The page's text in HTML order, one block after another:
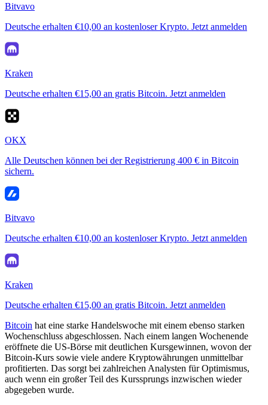
Bitvavo
Deutsche erhalten €10,00 an kostenloser Krypto. Jetzt anmelden
Kraken
Deutsche erhalten €15,00 an gratis Bitcoin. Jetzt anmelden
OKX
Alle Deutschen können bei der Registrierung 400 € in Bitcoin
sichern.
Bitvavo
Deutsche erhalten €10,00 an kostenloser Krypto. Jetzt anmelden
Kraken
Deutsche erhalten €15,00 an gratis Bitcoin. Jetzt anmelden
Bitcoin hat eine starke Handelswoche mit einem ebenso starken
Wochenschluss abgeschlossen. Nach einem langen Wochenende
eröffnete die US-Börse mit deutlichen Kursgewinnen, wovon der
Bitcoin-Kurs sowie viele andere Kryptowährungen unmittelbar
profitierten. Das sorgt bei zahlreichen Analysten für Optimismus,
auch wenn ein großer Teil des Kurssprungs inzwischen wieder
abgegeben wurde.